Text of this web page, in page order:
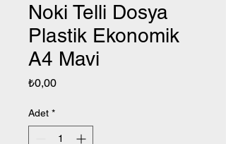
Noki Telli Dosya
Plastik Ekonomik
A4 Mavi
₺0,00Fiyat
Adet *